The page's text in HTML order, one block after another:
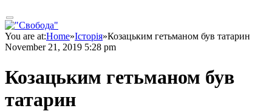
You are at:Home»Історія»Козацьким гетьманом був татарин
November 21, 2019 5:28 pm
Козацьким гетьманом був
татарин